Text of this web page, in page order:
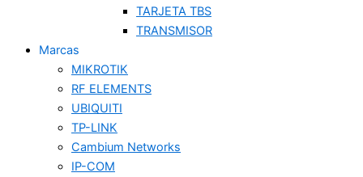
TARJETA TBS
TRANSMISOR
Marcas
MIKROTIK
RF ELEMENTS
UBIQUITI
TP-LINK
Cambium Networks
IP-COM